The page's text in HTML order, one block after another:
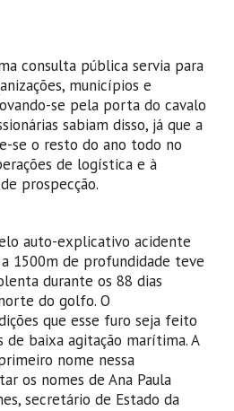
consulta pública servia para
municípios e
se pela porta do cavalo
sabiam disso, já que a
se o resto do ano todo no
de logística e à
prospecção.
auto-explicativo acidente
1500m de profundidade teve
durante os 88 dias
do golfo. O
que esse furo seja feito
baixa agitação marítima. A
nome nessa
os nomes de Ana Paula
secretário de Estado da